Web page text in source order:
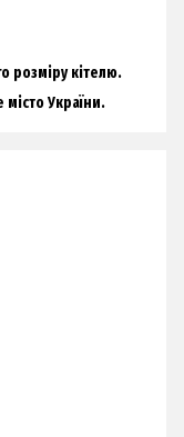
розміру кітелю.
місто України.